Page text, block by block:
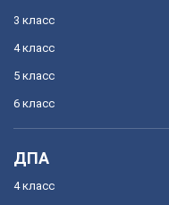
3 класс
4 класс
5 класс
6 класс
ДПА
4 класс